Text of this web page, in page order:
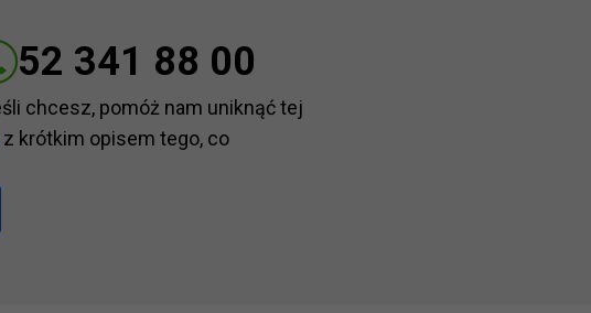
52 341 88 00
chcesz, pomóż nam uniknąć tej
z krótkim opisem tego, co